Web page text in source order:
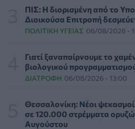
και στα φάρμακα
ΥΓΕΊΑ 07/08/2026 - 17:17
μοιράστηκε επί τρία χρόνια τη
καρκίνο
ΕΠΙΚΑΙΡΌΤΗΤΑ 07/08/2026 - 16:41
Απώλεια βάρους: Οι τρεις
αποτέλεσμα σύμφωνα με ειδικό
ΔΙΑΤΡΟΦΉ 07/08/2026 - 16:16
ΠΙΣ: Η διορισμένη από το
Διοικούσα Επιτροπή
ΠΟΛΙΤΙΚΉ ΥΓΕΊΑΣ 06/08/2026 -
Γιατί ξαναπαίρνουμε το
βιολογικού
ΔΙΑΤΡΟΦΉ 06/08/2026 - 13:00
Θεσσαλονίκη: Νέοι
σε 120.000 στρέμματα
Αυγούστου